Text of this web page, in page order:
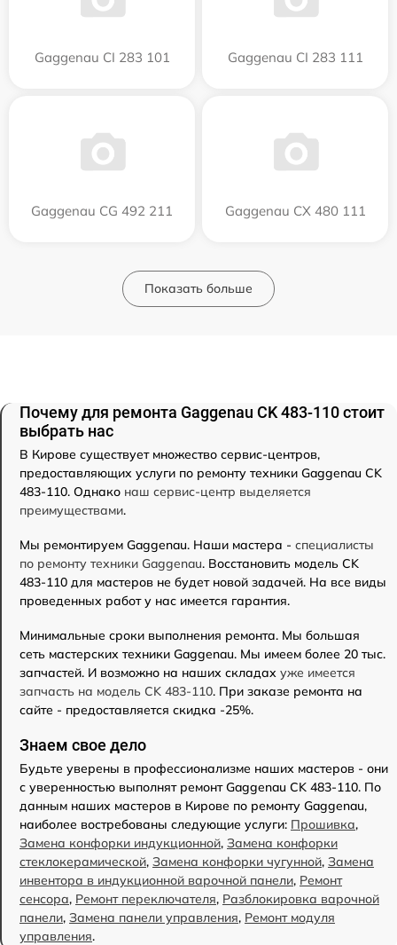
Gaggenau CI 283 101 Gaggenau CI 283 111
Gaggenau CG 492 211 Gaggenau CX 480 111
Показать больше
Почему для ремонта Gaggenau CK 483-110 стоит
выбрать нас
В Кирове существует множество сервис-центров,
предоставляющих услуги по ремонту техники Gaggenau CK
483-110. Однако наш сервис-центр выделяется
преимуществами.
Мы ремонтируем Gaggenau. Наши мастера - специалисты
по ремонту техники Gaggenau. Восстановить модель CK
483-110 для мастеров не будет новой задачей. На все виды
проведенных работ у нас имеется гарантия.
Минимальные сроки выполнения ремонта. Мы большая
сеть мастерских техники Gaggenau. Мы имеем более 20 тыс.
запчастей. И возможно на наших складах уже имеется
запчасть на модель CK 483-110. При заказе ремонта на
сайте - предоставляется скидка -25%.
Знаем свое дело
Будьте уверены в профессионализме наших мастеров - они
с уверенностью выполнят ремонт Gaggenau CK 483-110. По
данным наших мастеров в Кирове по ремонту Gaggenau,
наиболее востребованы следующие услуги: Прошивка,
Замена конфорки индукционной, Замена конфорки
стеклокерамической, Замена конфорки чугунной, Замена
инвентора в индукционной варочной панели, Ремонт
сенсора, Ремонт переключателя, Разблокировка варочной
панели, Замена панели управления, Ремонт модуля
управления.